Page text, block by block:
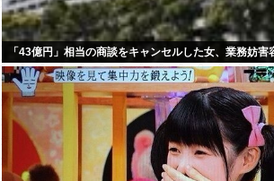
「43億円」相当の商談をキャンセルした女、業務妨